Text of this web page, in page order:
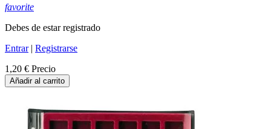
favorite
Debes de estar registrado
Entrar| Registrarse
1,20 € Precio
Añadir al carrito